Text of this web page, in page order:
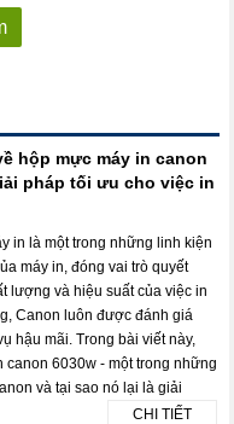
hộp mực máy in canon
pháp tối ưu cho việc in
in là một trong những linh kiện
máy in, đóng vai trò quyết
lượng và hiệu suất của việc in
Canon luôn được đánh giá
hậu mãi. Trong bài viết này,
canon 6030w - một trong những
và tại sao nó lại là giải
CHI TIẾT